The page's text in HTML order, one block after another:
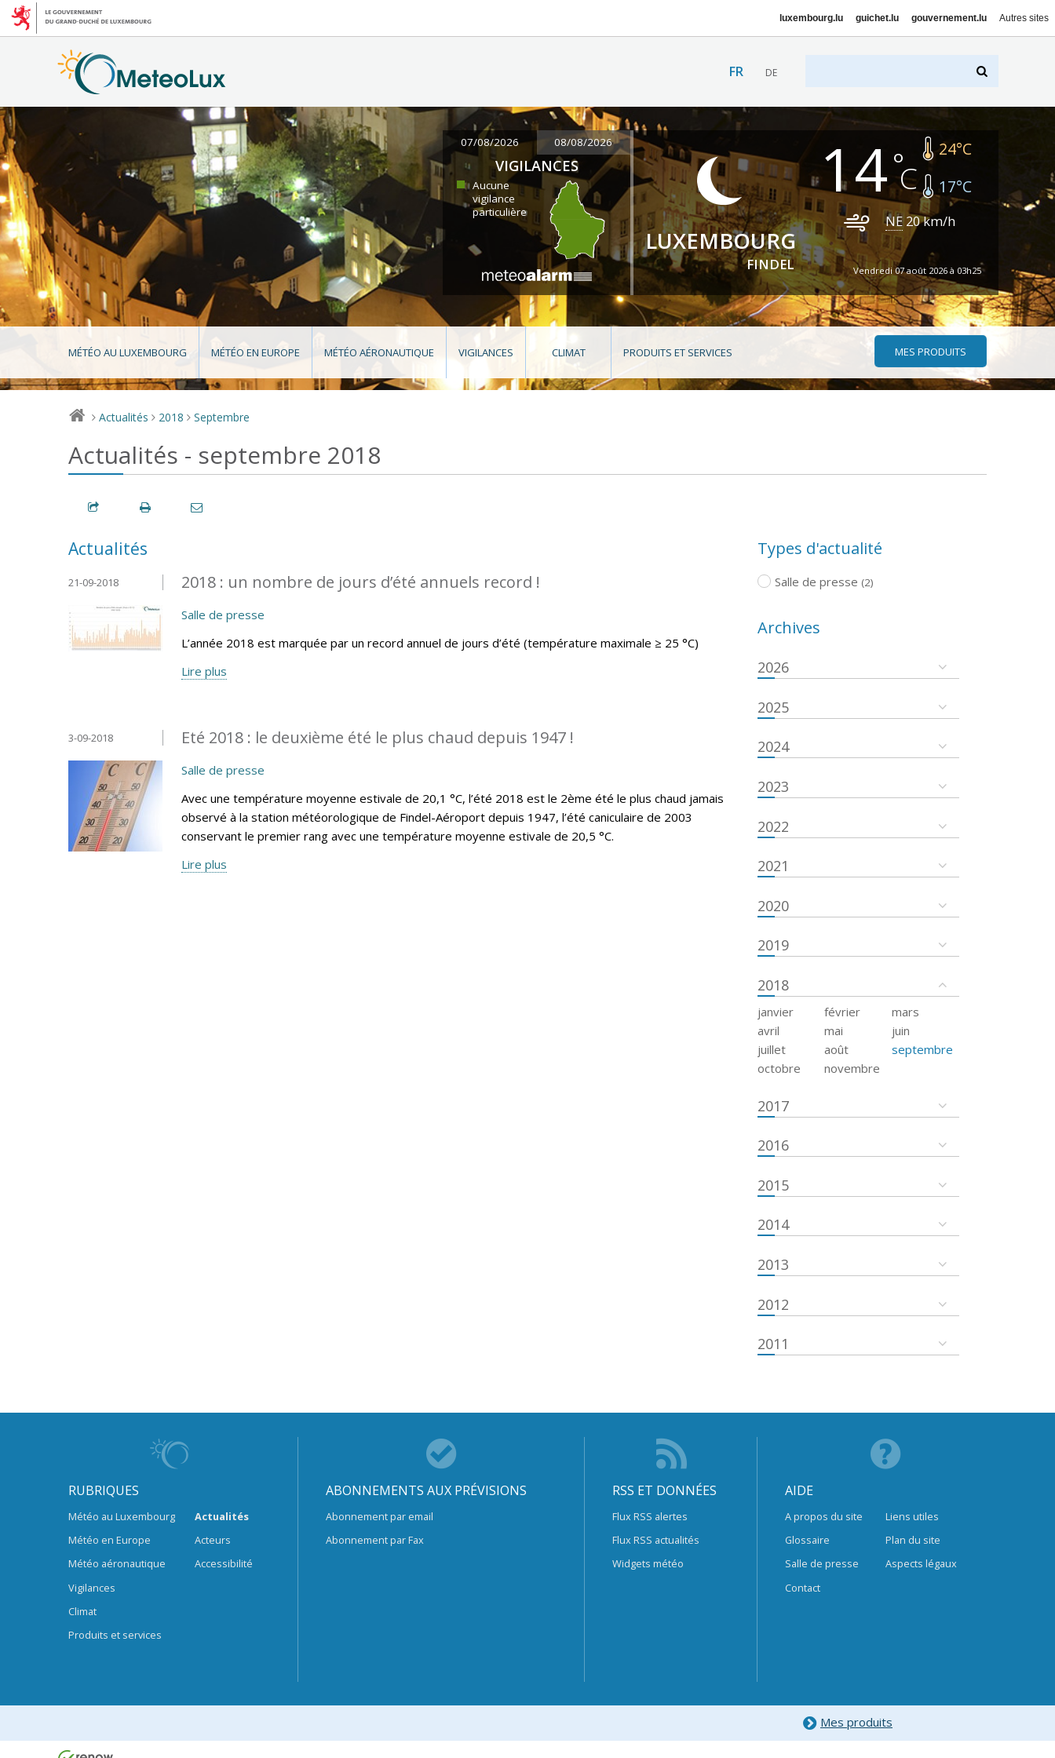
luxembourg.lu guichet.lu gouvernement.lu Autres sites
FR DE
07/08/2026 08/08/2026
VIGILANCES
Aucune
vigilance
particulière
LUXEMBOURG
FINDEL
14 24°C
17°C
NE 20km/h
Vendredi 07 août 2026 à 03h25
MÉTÉO AU LUXEMBOURG MÉTÉO EN EUROPE MÉTÉO AÉRONAUTIQUE VIGILANCES CLIMAT PRODUITS ET SERVICES MES PRODUITS
> Actualités > 2018 > Septembre
Actualités - septembre 2018
Actualités
2018 : un nombre de jours d’été annuels record !
21-09-2018
Salle de presse
L’année 2018 est marquée par un record annuel de jours d’été (température maximale ≥ 25 °C)
Lire plus
Eté 2018 : le deuxième été le plus chaud depuis 1947 !
3-09-2018
Salle de presse
Avec une température moyenne estivale de 20,1 °C, l’été 2018 est le 2ème été le plus chaud jamais
observé à la station météorologique de Findel-Aéroport depuis 1947, l’été caniculaire de 2003
conservant le premier rang avec une température moyenne estivale de 20,5 °C.
Lire plus
Types d'actualité
Salle de presse (2)
Archives
2026
2025
2024
2023
2022
2021
2020
2019
2018
janvier février
mars
avril
mai
juin
juillet
août
septembre
octobre
novembre
2017
2016
2015
2014
2013
2012
2011
RUBRIQUES
Météo au Luxembourg
Météo en Europe
Météo aéronautique
Vigilances
Climat
Produits et services
Actualités
Acteurs
Accessibilité
ABONNEMENTS AUX PRÉVISIONS
Abonnement par email
Abonnement par Fax
RSS ET DONNÉES
Flux RSS alertes
Flux RSS actualités
Widgets météo
AIDE
A propos du site
Glossaire
Salle de presse
Contact
Liens utiles
Plan du site
Aspects légaux
Mes produits